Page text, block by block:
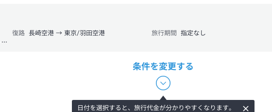
復路 長崎空港 → 東京/羽田空港 旅行期間
指定なし
1部屋 / おとな2名, こども0名, 幼児0名
日付を選択すると、旅行代金が分かりやすくなります。